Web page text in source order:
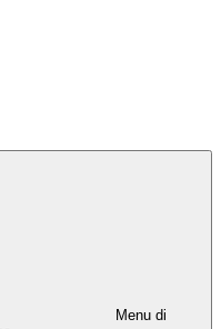
Menu di